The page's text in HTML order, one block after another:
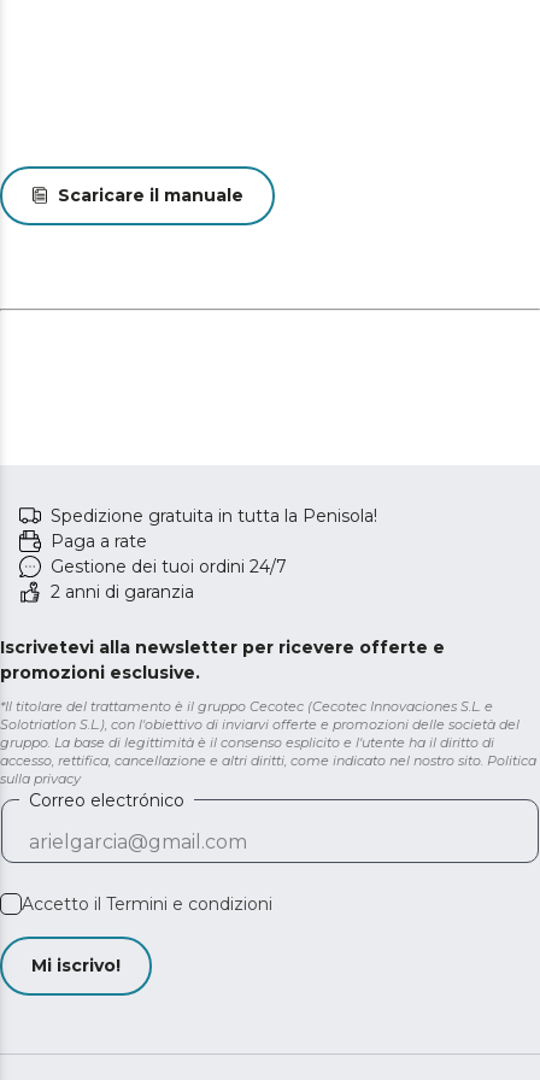
Scaricare il manuale
Spedizione gratuita in tutta la Penisola!
Paga a rate
Gestione dei tuoi ordini 24/7
2 anni di garanzia
Iscrivetevi alla newsletter per ricevere offerte e
promozioni esclusive.
*Il titolare del trattamento è il gruppo Cecotec (Cecotec Innovaciones S.L. e
Solotriatlon S.L.), con l'obiettivo di inviarvi offerte e promozioni delle società del
gruppo. La base di legittimità è il consenso esplicito e l'utente ha il diritto di
accesso, rettifica, cancellazione e altri diritti, come indicato nel nostro sito. Politica
sulla privacy
Correo electrónico
Accetto il Termini e condizioni
Mi iscrivo!